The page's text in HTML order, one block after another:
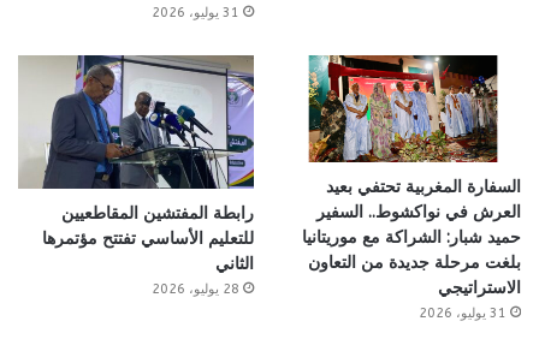
31 يوليو، 2026
السفارة المغربية تحتفي بعيد
العرش في نواكشوط.. السفير
حميد شبار: الشراكة مع موريتانيا
بلغت مرحلة جديدة من التعاون
الاستراتيجي
31 يوليو، 2026
رابطة المفتشين المقاطعيين
للتعليم الأساسي تفتتح مؤتمرها
الثاني
28 يوليو، 2026